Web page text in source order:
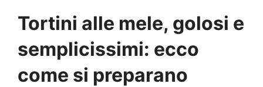
Tortini alle mele, golosi e
semplicissimi: ecco
come si preparano